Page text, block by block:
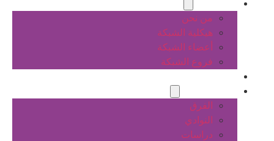
من نحن
هيكلية الشبكة
أعضاء الشبكة
فروع الشبكة
الفرق
النوادي
دراسات